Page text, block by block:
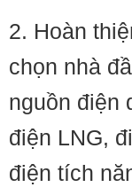
2. Hoàn
chọn nhà
nguồn điện
điện LNG,
điện tích